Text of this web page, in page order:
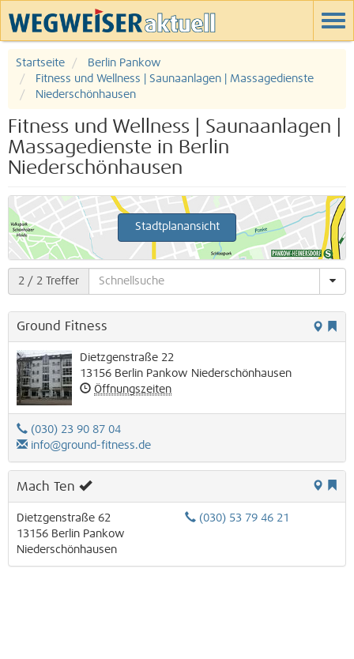
Startseite
Berlin Pankow
Fitness und Wellness | Saunaanlagen | Massagedienste
Niederschönhausen
Fitness und Wellness | Saunaanlagen |
Massagedienste in Berlin
Niederschönhausen
Stadtplanansicht
2 / 2 Treffer
Ground Fitness
Dietzgenstraße 22
13156 Berlin Pankow Niederschönhausen
Öffnungszeiten
(030) 23 90 87 04
info@ground-fitness.de
Mach Ten
Dietzgenstraße 62
13156 Berlin Pankow
Niederschönhausen
(030) 53 79 46 21